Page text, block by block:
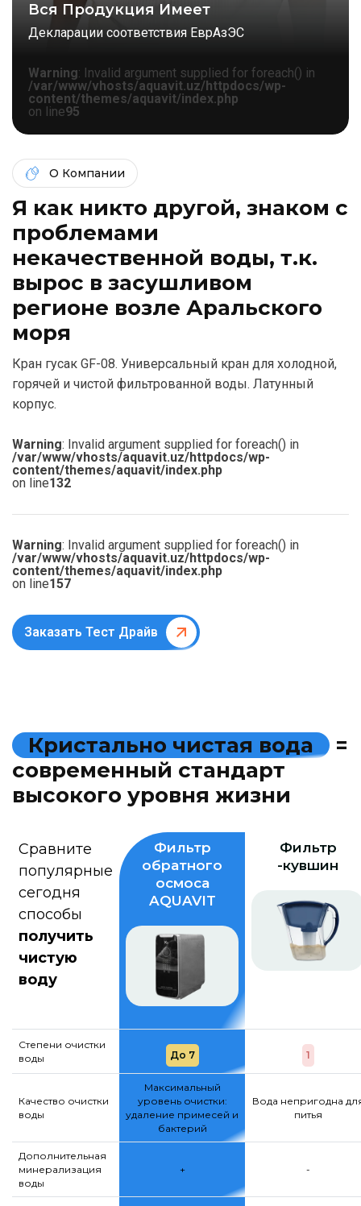
Вся Продукция Имеет
Декларации соответствия ЕврАзЭС
Warning: Invalid argument supplied for foreach() in
/var/www/vhosts/aquavit.uz/httpdocs/wp-
content/themes/aquavit/index.php
on line95
О Компании
Я как никто другой, знаком c
проблемами
некачественной воды, т.к.
вырос в засушливом
регионе возле Аральского
моря
Кран гусак GF-08. Универсальный кран для холодной,
горячей и чистой фильтрованной воды. Латунный
корпус.
Warning: Invalid argument supplied for foreach() in
/var/www/vhosts/aquavit.uz/httpdocs/wp-
content/themes/aquavit/index.php
on line132
Warning: Invalid argument supplied for foreach() in
/var/www/vhosts/aquavit.uz/httpdocs/wp-
content/themes/aquavit/index.php
on line157
Заказать Тест Драйв
Кристально чистая вода
=
современный стандарт
высокого уровня жизни
Сравните
популярные
сегодня
способы
получить
чистую
воду
Фильтр
обратного
осмоса
AQUAVIT
Фильтр
-кувшин
Степени очистки
воды
До 7 1
Качество очистки
воды
Максимальный
уровень очистки:
удаление примесей и
бактерий
Вода непригодна
питья
Дополнительная
минерализация
воды
+ -